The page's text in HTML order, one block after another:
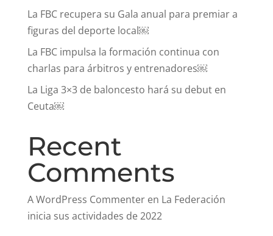
La FBC recupera su Gala anual para premiar a
figuras del deporte local￼
La FBC impulsa la formación continua con
charlas para árbitros y entrenadores￼
La Liga 3×3 de baloncesto hará su debut en
Ceuta￼
Recent
Comments
A WordPress Commenteren La Federación
inicia sus actividades de 2022